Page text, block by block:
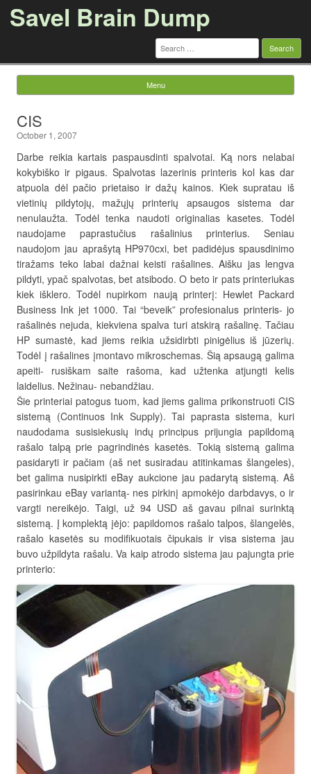
Savel Brain Dump
Search
for:
Menu
CIS
October 1, 2007
Darbe reikia kartais paspausdinti spalvotai. Ką nors nelabai
kokybiško ir pigaus. Spalvotas lazerinis printeris kol kas dar
atpuola dėl pačio prietaiso ir dažų kainos. Kiek supratau iš
vietinių pildytojų, mažųjų printerių apsaugos sistema dar
nenulaužta. Todėl tenka naudoti originalias kasetes. Todėl
naudojame paprastučius rašalinius printerius. Seniau
naudojom jau aprašytą HP970cxi, bet padidėjus spausdinimo
tiražams teko labai dažnai keisti rašalines. Aišku jas lengva
pildyti, ypač spalvotas, bet atsibodo. O beto ir pats printeriukas
kiek išklero. Todėl nupirkom naują printerį: Hewlet Packard
Business Ink jet 1000. Tai “beveik” profesionalus printeris- jo
rašalinės nejuda, kiekviena spalva turi atskirą rašalinę. Tačiau
HP sumastė, kad jiems reikia užsidirbti pinigėlius iš jūzerių.
Todėl į rašalines įmontavo mikroschemas. Šią apsaugą galima
apeiti- rusiškam saite rašoma, kad užtenka atjungti kelis
laidelius. Nežinau- nebandžiau.
Šie printeriai patogus tuom, kad jiems galima prikonstruoti CIS
sistemą (Continuos Ink Supply). Tai paprasta sistema, kuri
naudodama susisiekusių indų principus prijungia papildomą
rašalo talpą prie pagrindinės kasetės. Tokią sistemą galima
pasidaryti ir pačiam (aš net susiradau atitinkamas šlangeles),
bet galima nusipirkti eBay aukcione jau padarytą sistemą. Aš
pasirinkau eBay variantą- nes pirkinį apmokėjo darbdavys, o ir
vargti nereikėjo. Taigi, už 94 USD aš gavau pilnai surinktą
sistemą. Į komplektą įėjo: papildomos rašalo talpos, šlangelės,
rašalo kasetės su modifikuotais čipukais ir visa sistema jau
buvo užpildyta rašalu. Va kaip atrodo sistema jau pajungta prie
printerio: